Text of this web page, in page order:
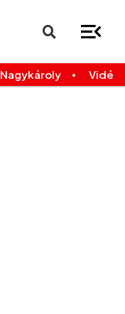
Nagykároly Vidék